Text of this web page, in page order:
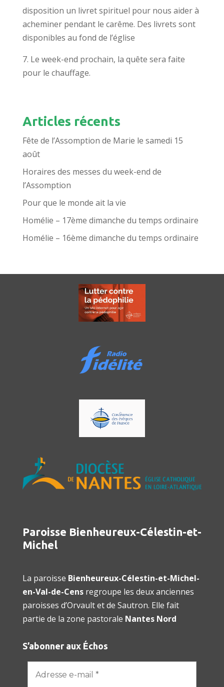
disposition un livret spirituel pour nous aider à
acheminer pendant le carême. Des livrets sont
disponibles au fond de l’église
7. Le week-end prochain, la quête sera faite
pour le chauffage.
Articles récents
Fête de l’Assomption de Marie le samedi 15
août
Horaires des messes du week-end de
l’Assomption
Pour que le monde ait la vie
Homélie – 17ème dimanche du temps ordinaire
Homélie – 16ème dimanche du temps ordinaire
Paroisse Bienheureux-Célestin-et-
Michel
La paroisse Bienheureux-Célestin-et-Michel-
en-Val-de-Censregroupe les deux anciennes
paroisses d’Orvault et de Sautron. Elle fait
partie de la zone pastorale Nantes Nord
S’abonner aux Échos